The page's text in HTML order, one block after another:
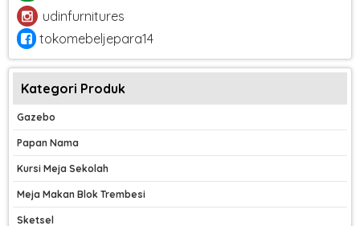
udinfurnitures
tokomebeljepara14
Kategori Produk
Gazebo
Papan Nama
Kursi Meja Sekolah
Meja Makan Blok Trembesi
Sketsel